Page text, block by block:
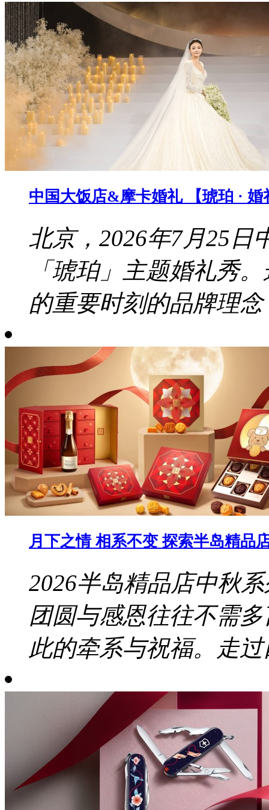
中国大饭店&摩卡婚礼 【琥珀 ·
北京，2026年7月25日
「琥珀」主题婚礼秀
的重要时刻的品牌理念
月下之情 相系不变 探索半岛精品
2026半岛精品店中秋
团圆与感恩往往不需
此的牵系与祝福。走